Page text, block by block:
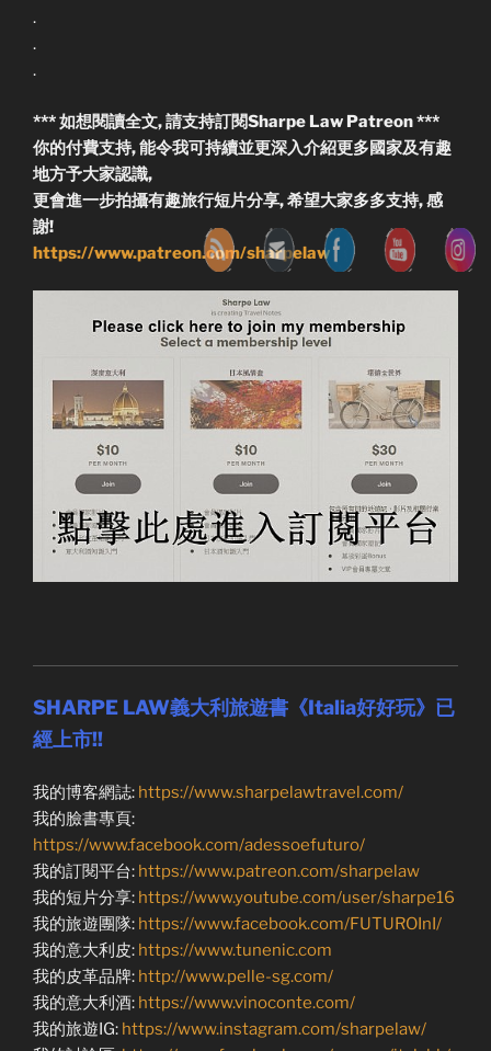
.
.
.
*** 如想閱讀全文, 請支持訂閱Sharpe Law Patreon ***
你的付費支持, 能令我可持續並更深入介紹更多國家及有趣
地方予大家認識,
更會進一步拍攝有趣旅行短片分享, 希望大家多多支持, 感
謝!
https://www.patreon.com/sharpelaw
SHARPE LAW義大利旅遊書《Italia好好玩》已
經上市!!
我的博客網誌: https://www.sharpelawtravel.com/
我的臉書專頁:
https://www.facebook.com/adessoefuturo/
我的訂閱平台: https://www.patreon.com/sharpelaw
我的短片分享: https://www.youtube.com/user/sharpe16
我的旅遊團隊: https://www.facebook.com/FUTUROInI/
我的意大利皮: https://www.tunenic.com
我的皮革品牌: http://www.pelle-sg.com/
我的意大利酒: https://www.vinoconte.com/
我的旅遊IG: https://www.instagram.com/sharpelaw/